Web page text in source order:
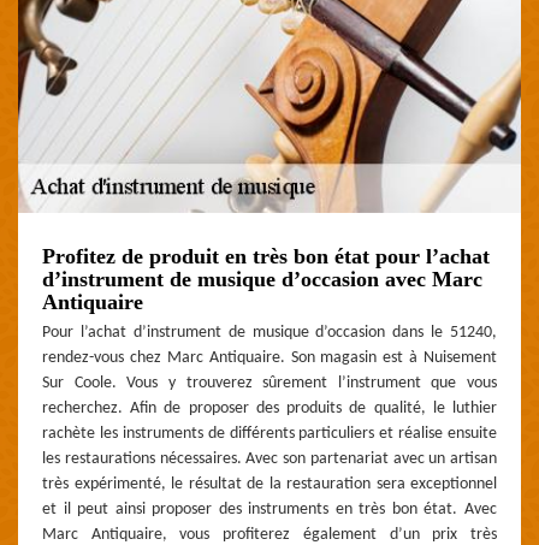
Profitez de produit en très bon état pour l’achat
d’instrument de musique d’occasion avec Marc
Antiquaire
Pour l’achat d’instrument de musique d’occasion dans le 51240,
rendez-vous chez Marc Antiquaire. Son magasin est à Nuisement
Sur Coole. Vous y trouverez sûrement l’instrument que vous
recherchez. Afin de proposer des produits de qualité, le luthier
rachète les instruments de différents particuliers et réalise ensuite
les restaurations nécessaires. Avec son partenariat avec un artisan
très expérimenté, le résultat de la restauration sera exceptionnel
et il peut ainsi proposer des instruments en très bon état. Avec
Marc Antiquaire, vous profiterez également d’un prix très